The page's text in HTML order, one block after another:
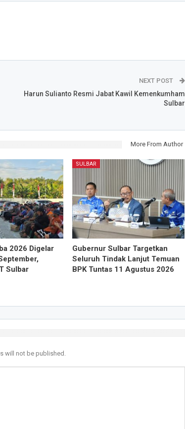
NEXT POST
Harun Sulianto Resmi Jabat Kawil Kemenkumham
Sulbar
More From Author
2026 Digelar
Sulbar
SULBAR
Gubernur Sulbar Targetkan
Seluruh Tindak Lanjut Temuan
BPK Tuntas 11 Agustus 2026
will not be published.